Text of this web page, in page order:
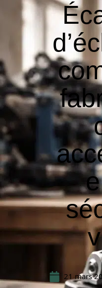
21 mars